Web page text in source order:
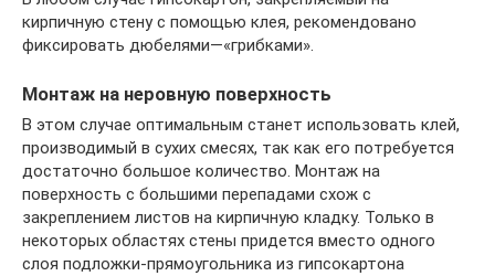
кирпичную стену с помощью клея, рекомендовано
фиксировать дюбелями—«грибками».
Монтаж на неровную поверхность
В этом случае оптимальным станет использовать клей,
производимый в сухих смесях, так как его потребуется
достаточно большое количество. Монтаж на
поверхность с большими перепадами схож с
закреплением листов на кирпичную кладку. Только в
некоторых областях стены придется вместо одного
слоя подложки-прямоугольника из гипсокартона